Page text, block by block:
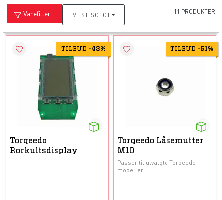
Varefilter MEST SOLGT 11 PRODUKTER
TILBUD -43%
Torqeedo
Rorkultsdisplay
TILBUD -51%
Torqeedo Låsemutter
M10
Passer til utvalgte Torqeedo
modeller.